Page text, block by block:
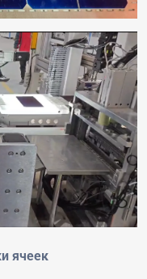
ячеек